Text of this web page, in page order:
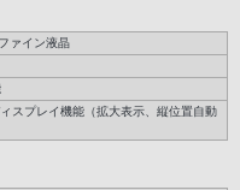
ァイン液晶
スプレイ機能（拡大表示、縦位置自動